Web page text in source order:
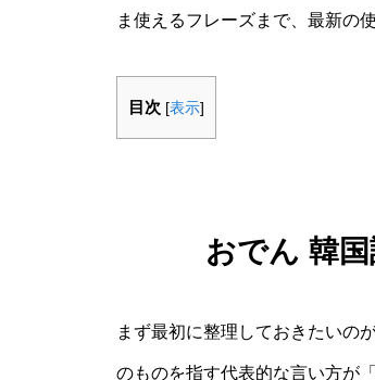
ま使えるフレーズまで、最新の
目次 [表示]
おでん 韓
まず最初に整理しておきたいの
のものを指す代表的な言い方が